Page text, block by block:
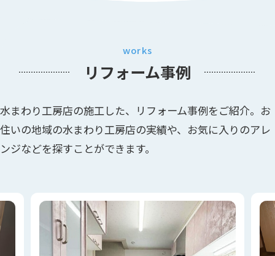
works
リフォーム事例
水まわり工房店の施工した、リフォーム事例をご紹介。お
住いの地域の水まわり工房店の実績や、お気に入りのアレ
ンジなどを探すことができます。